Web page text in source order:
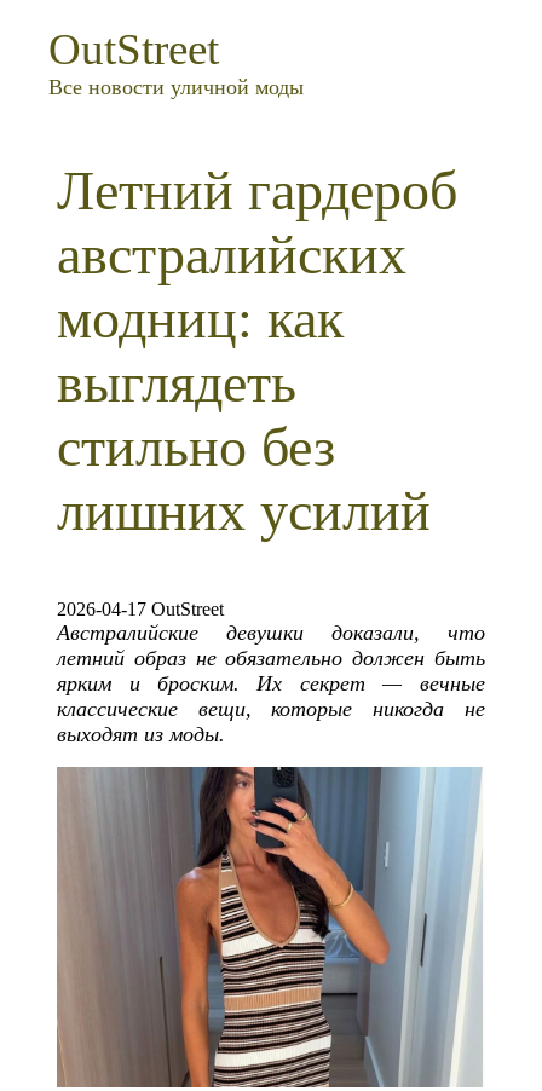
OutStreet
Все новости уличной моды
Летний гардероб
австралийских
модниц: как
выглядеть
стильно без
лишних усилий
2026-04-17 OutStreet
Австралийские девушки доказали, что
летний образ не обязательно должен быть
ярким и броским. Их секрет — вечные
классические вещи, которые никогда не
выходят из моды.